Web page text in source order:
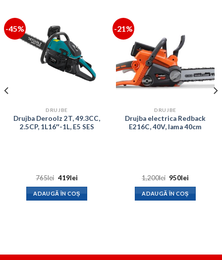
-45%
DRUJBE
Drujba Deroolz 2T, 49.3CC,
2.5CP, 1L16″-1L, E5 SES
765lei Prețul
a
fost:
765lei.
419leiPrețul
este:
419lei.
ADAUGĂ ÎN COȘ
-21%
DRUJBE
Drujba electrica Redback
E216C, 40V, lama 40cm
1,200lei Prețul
a
fost:
1,200lei.
950lei
ADAUGĂ ÎN COȘ